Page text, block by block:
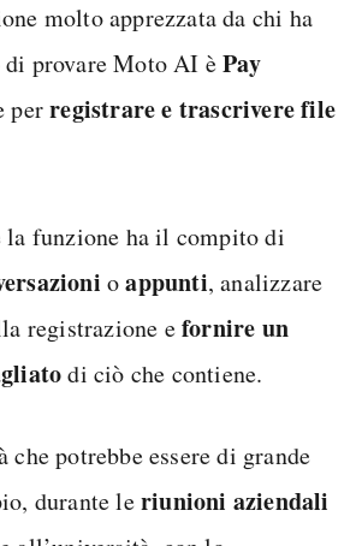
molto apprezzata da chi ha
di provare Moto AI èPay
perregistrare e trascrivere file
la funzione ha il compito di
oappunti, analizzare
registrazione efornire un
di ciò che contiene.
che potrebbe essere di grande
durante leriunioni aziendali